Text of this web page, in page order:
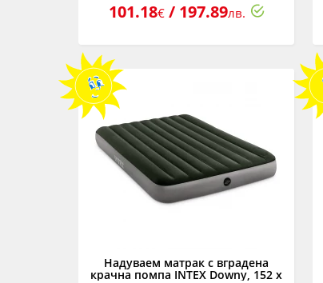
101.18€/ 197.89лв.
Надуваем матрак с вградена
крачна помпа INTEX Downy, 152 х